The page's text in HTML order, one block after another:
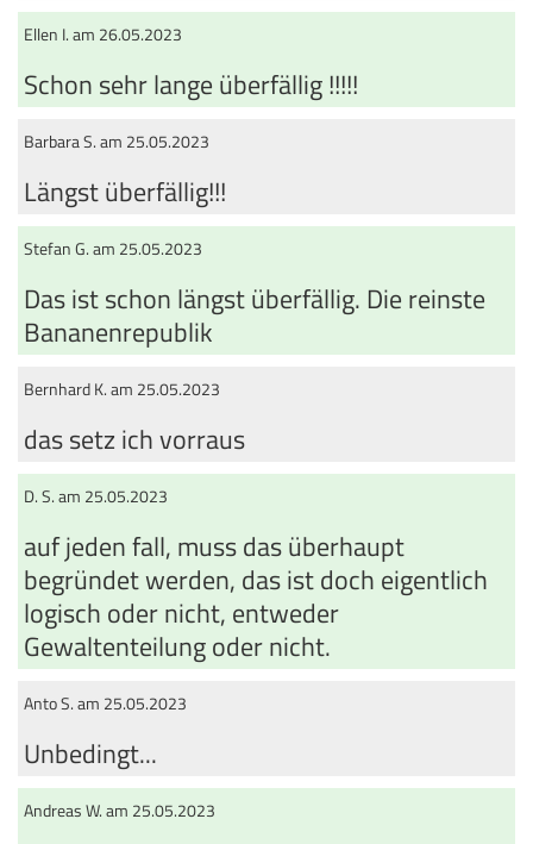
Ellen I. am 26.05.2023
Schon sehr lange überfällig !!!!!
Barbara S. am 25.05.2023
Längst überfällig!!!
Stefan G. am 25.05.2023
Das ist schon längst überfällig. Die reinste
Bananenrepublik
Bernhard K. am 25.05.2023
das setz ich vorraus
D. S. am 25.05.2023
auf jeden fall, muss das überhaupt
begründet werden, das ist doch eigentlich
logisch oder nicht, entweder
Gewaltenteilung oder nicht.
Anto S. am 25.05.2023
Unbedingt...
Andreas W. am 25.05.2023